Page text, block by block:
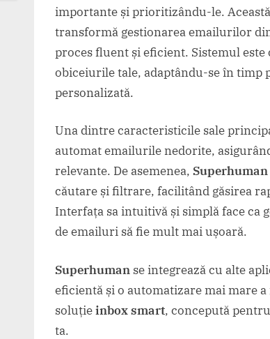
importante și prioritizându-le.
transformă gestionarea emailurilor
proces fluent și eficient. Sistemul
obiceiurile tale, adaptându-se în timp
personalizată.
Una dintre caracteristicile sale
automat emailurile nedorite,
relevante. De asemenea, Superhuman
căutare și filtrare, facilitând găsirea
Interfața sa intuitivă și simplă face ca
de emailuri să fie mult mai ușoară.
Superhuman se integrează cu alte
eficientă și o automatizare mai mare
soluțieinbox smart, concepută
ta.